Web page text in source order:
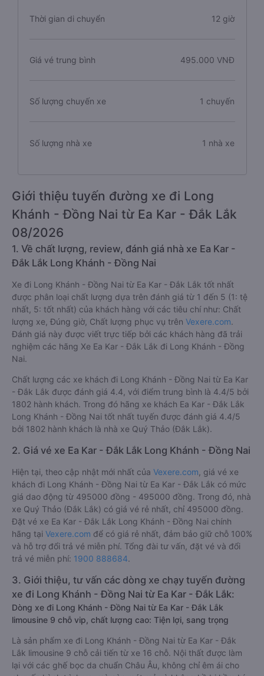
Thời gian di chuyển 12 giờ
Giá vé trung bình 495.000 VNĐ
Số lượng chuyến xe 1 chuyến
Số lượng nhà xe 1 nhà xe
Giới thiệu tuyến đường xe đi Long
Khánh - Đồng Nai từ Ea Kar - Đắk Lắk
08/2026
1. Về chất lượng, review, đánh giá nhà xe Ea Kar -
Đắk Lắk Long Khánh - Đồng Nai
Xe đi Long Khánh - Đồng Nai từ Ea Kar - Đắk Lắk tốt nhất
được phân loại chất lượng dựa trên đánh giá từ 1 đến 5 (1: tệ
nhất, 5: tốt nhất) của khách hàng với các tiêu chí như: Chất
lượng xe, Đúng giờ, Chất lượng phục vụ trên Vexere.com.
Đánh giá này được viết trực tiếp bởi các khách hàng đã trải
nghiệm các hãng Xe Ea Kar - Đắk Lắk đi Long Khánh - Đồng
Nai.
Chất lượng các xe khách đi Long Khánh - Đồng Nai từ Ea Kar
- Đắk Lắk được đánh giá 4.4, với điểm trung bình là 4.4/5 bởi
1802 hành khách. Trong đó hãng xe khách Ea Kar - Đắk Lắk
Long Khánh - Đồng Nai tốt nhất tuyến được đánh giá 4.4/5
bởi 1802 hành khách là nhà xe Quý Thảo (Đắk Lắk).
2. Giá vé xe Ea Kar - Đắk Lắk Long Khánh - Đồng Nai
Hiện tại, theo cập nhật mới nhất của Vexere.com , giá vé xe
khách đi Long Khánh - Đồng Nai từ Ea Kar - Đắk Lắk có mức
giá dao động từ 495000 đồng - 495000 đồng. Trong đó, nhà
xe Quý Thảo (Đắk Lắk) có giá vé rẻ nhất, chỉ 495000 đồng.
Đặt vé xe Ea Kar - Đắk Lắk Long Khánh - Đồng Nai chính
hãng tại Vexere.com để có giá rẻ nhất, đảm bảo giữ chỗ 100%
và hỗ trợ đổi trả vé miễn phí. Tổng đài tư vấn, đặt vé và đổi
trả vé miễn phí: 1900 888684.
3. Giới thiệu, tư vấn các dòng xe chạy tuyến đường
xe đi Long Khánh - Đồng Nai từ Ea Kar - Đắk Lắk:
Dòng xe đi Long Khánh - Đồng Nai từ Ea Kar - Đắk Lắk
limousine 9 chỗ vip, chất lượng cao: Tiện lợi, sang trọng
Là sản phẩm xe đi Long Khánh - Đồng Nai từ Ea Kar - Đắk
Lắk limousine 9 chỗ cải tiến từ xe 16 chỗ. Nội thất được làm
lại với các ghế bọc da chuẩn Châu Âu, không chỉ êm ái cho